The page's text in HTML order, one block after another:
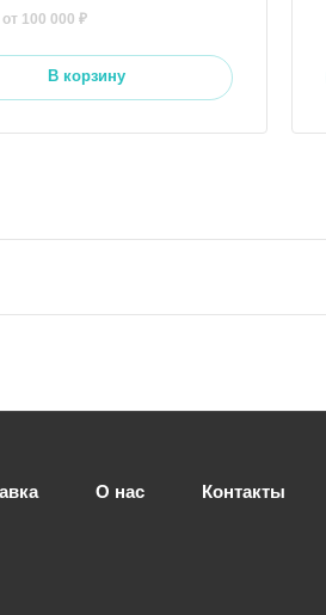
от 100 000 ₽
В корзину
О нас Контакты